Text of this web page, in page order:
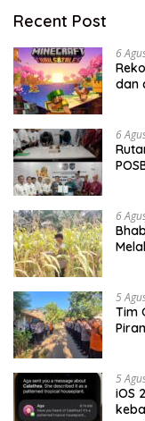
Recent Post
6
dan
6
6
5
Tim
5
iOS